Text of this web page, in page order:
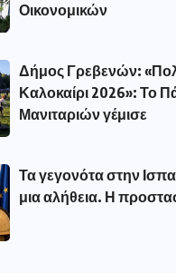
Οικονομικών
Δήμος Γρεβενών:
Καλοκαίρι 2026»: Το
Μανιταριών γέμισε
Τα γεγονότα στην
μια αλήθεια. Η